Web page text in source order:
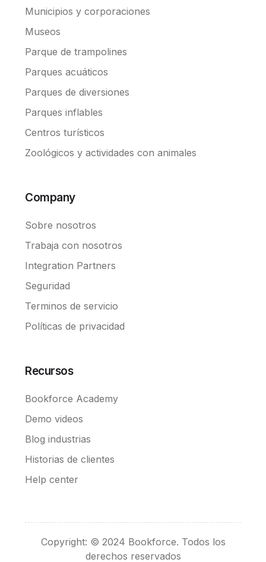
Municipios y corporaciones
Museos
Parque de trampolines
Parques acuáticos
Parques de diversiones
Parques inflables
Centros turísticos
Zoológicos y actividades con animales
Company
Sobre nosotros
Trabaja con nosotros
Integration Partners
Seguridad
Terminos de servicio
Políticas de privacidad
Recursos
Bookforce Academy
Demo videos
Blog industrias
Historias de clientes
Help center
Copyright: © 2024 Bookforce. Todos los
derechos reservados
Pedir demo